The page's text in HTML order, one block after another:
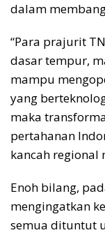
dalam
“Para prajurit
dasar tempur,
mampu
yang
maka
pertahanan
kancah regional
Enoh bilang,
mengingatkan
semua dituntut